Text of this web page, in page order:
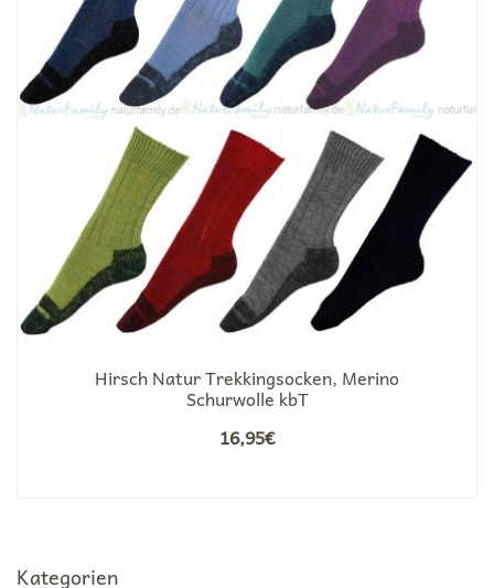
Hirsch Natur Trekkingsocken, Merino
Schurwolle kbT
16,95€
Kategorien